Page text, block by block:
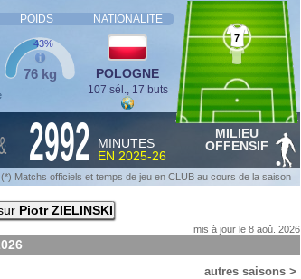
POIDS NATIONALITE
76 kg
43%
POLOGNE
107 sél., 17 buts
7
2992
MINUTES
EN 2025-26
MILIEU
OFFENSIF
(*) Matchs officiels et temps de jeu en CLUB au cours de la saison
Piotr ZIELINSKI
mis à jour le 8 aoû. 2026
autres saisons >